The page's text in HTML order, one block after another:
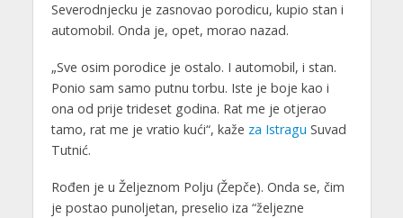
Severodnjecku je zasnovao porodicu, kupio stan i
automobil. Onda je, opet, morao nazad.
„Sve osim porodice je ostalo. I automobil, i stan.
Ponio sam samo putnu torbu. Iste je boje kao i
ona od prije trideset godina. Rat me je otjerao
tamo, rat me je vratio kući“, kaže za Istragu Suvad
Tutnić.
Rođen je u Željeznom Polju (Žepče). Onda se, čim
je postao punoljetan, preselio iza “željezne